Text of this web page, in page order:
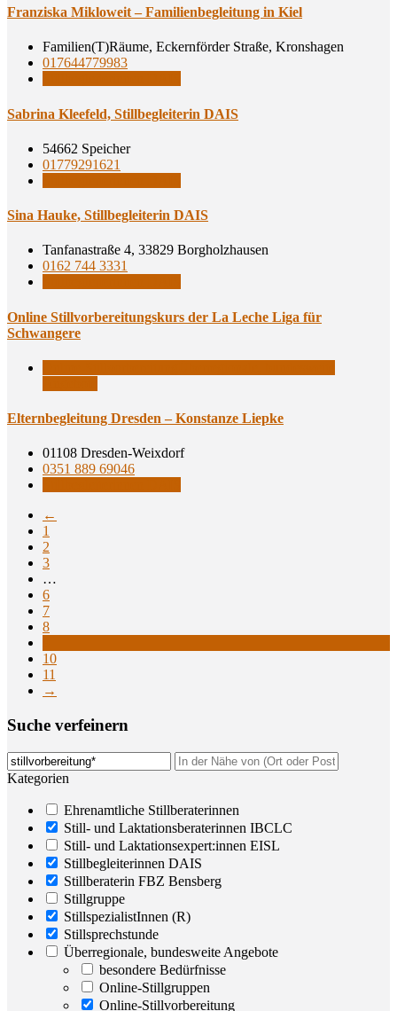
Fran­zis­ka Mik­lo­weit – Fami­li­en­be­glei­tung in Kiel
Familien(T)Räume, Eckernförder Straße, Kronshagen
017644779983
Sabri­na Klee­feld, Still­be­glei­te­rin DAIS
54662 Speicher
01779291621
Sina Hau­ke, Still­be­glei­te­rin DAIS
Tanfanastraße 4, 33829 Borgholzhausen
0162 744 3331
Online Still­vor­be­rei­tungs­kurs der La Leche Liga für
Schwangere
Eltern­be­glei­tung Dres­den – Kon­stan­ze Liepke
01108 Dresden-Weixdorf
0351 889 69046
←
1
2
3
…
6
7
8
10
11
→
Suche ver­fei­nern
Kategorien
Ehrenamtliche Stillberaterinnen
Still- und Laktationsberaterinnen IBCLC
Still- und Laktationsexpert:innen EISL
Stillbegleiterinnen DAIS
Stillberaterin FBZ Bensberg
Stillgruppe
StillspezialistInnen (R)
Stillsprechstunde
Überregionale, bundesweite Angebote
besondere Bedürfnisse
Online-Stillgruppen
Online-Stillvorbereitung